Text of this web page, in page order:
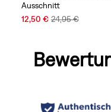
Ausschnitt
Sale
12,50 €Original
24,95 €